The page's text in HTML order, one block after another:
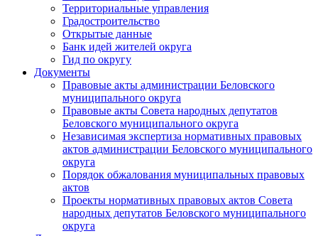
Территориальные управления
Градостроительство
Открытые данные
Банк идей жителей округа
Гид по округу
Документы
Правовые акты администрации Беловского
муниципального округа
Правовые акты Совета народных депутатов
Беловского муниципального округа
Независимая экспертиза нормативных правовых
актов администрации Беловского муниципального
округа
Порядок обжалования муниципальных правовых
актов
Проекты нормативных правовых актов Совета
народных депутатов Беловского муниципального
округа